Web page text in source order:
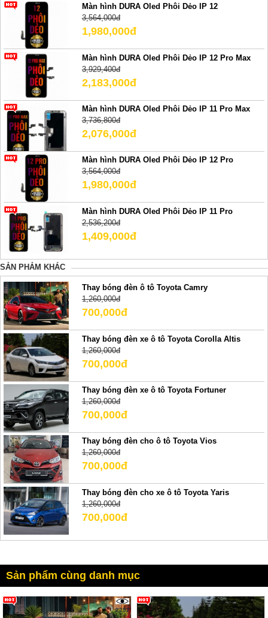
Màn hình DURA Oled Phôi Dẻo IP 12
3,564,000đ
1,980,000đ
Màn hình DURA Oled Phôi Dẻo IP 12 Pro Max
3,929,400đ
2,183,000đ
Màn hình DURA Oled Phôi Dẻo IP 11 Pro Max
3,736,800đ
2,076,000đ
Màn hình DURA Oled Phôi Dẻo IP 12 Pro
3,564,000đ
1,980,000đ
Màn hình DURA Oled Phôi Dẻo IP 11 Pro
2,536,200đ
1,409,000đ
SẢN PHẢM KHÁC
Thay bóng đèn ô tô Toyota Camry
1,260,000đ
700,000đ
Thay bóng đèn xe ô tô Toyota Corolla Altis
1,260,000đ
700,000đ
Thay bóng đèn xe ô tô Toyota Fortuner
1,260,000đ
700,000đ
Thay bóng đèn cho ô tô Toyota Vios
1,260,000đ
700,000đ
Thay bóng đèn cho xe ô tô Toyota Yaris
1,260,000đ
700,000đ
Sản phẩm cùng danh mục
2292